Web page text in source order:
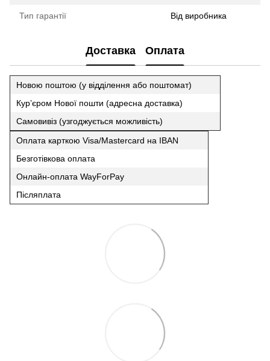
Тип гарантії Від виробника
Доставка Оплата
Новою поштою (у відділення або поштомат)
Кур’єром Нової пошти (адресна доставка)
Самовивіз (узгоджується можливість)
Оплата карткою Visa/Mastercard на IBAN
Безготівкова оплата
Онлайн-оплата WayForPay
Післяплата